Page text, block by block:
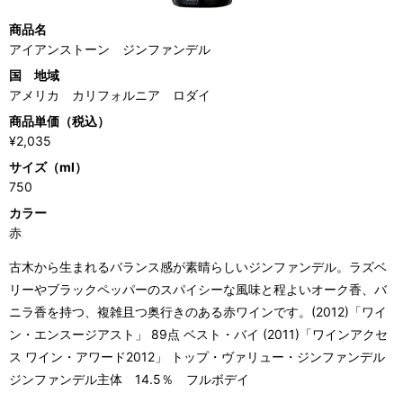
商品名
アイアンストーン ジンファンデル
国 地域
アメリカ カリフォルニア ロダイ
商品単価（税込）
¥2,035
サイズ（ml）
750
カラー
赤
古木から生まれるバランス感が素晴らしいジンファンデル。ラズベ
リーやブラックペッパーのスパイシーな風味と程よいオーク香、バ
ニラ香を持つ、複雑且つ奥行きのある赤ワインです。(2012)「ワイ
ン・エンスージアスト」 89点 ベスト・バイ (2011)「ワインアクセ
ス ワイン・アワード2012」 トップ・ヴァリュー・ジンファンデル
ジンファンデル主体 14.5％ フルボデイ